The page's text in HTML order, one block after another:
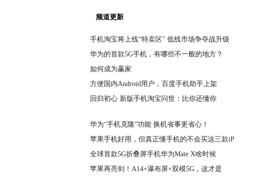
频道更新
手机淘宝将上线“特卖区” 低线市场争夺战升级
华为的首款5G手机，有哪些不一般的地方？
如何成为赢家
方便国内Android用户，百度手机助手上架
回归初心 新版手机淘宝问世：比你还懂你
华为“手机克隆”功能 换机省事更省心！
苹果手机好用，但真正懂手机的不会买这三款iP
全球首款5G折叠屏手机华为Mate X啥时候
苹果再亮剑！A14+瀑布屏+双模5G，这才是